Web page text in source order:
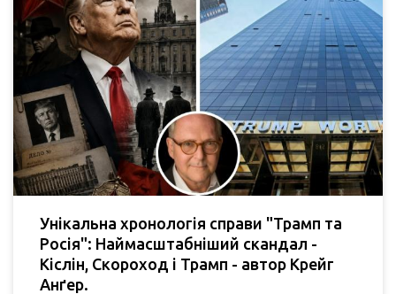
Унікальна хронологія справи "Трамп та
Росія": Наймасштабніший скандал -
Кіслін, Скороход і Трамп - автор Крейг
Анґер.